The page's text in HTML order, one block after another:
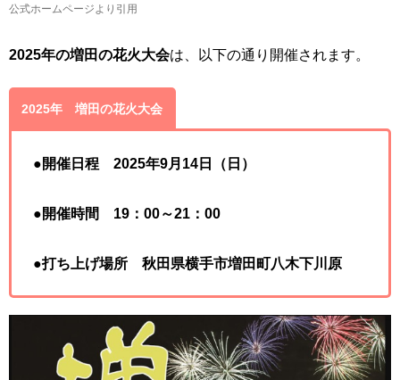
公式ホームページより引用
2025年の増田の花火大会は、以下の通り開催されます。
2025年 増田の花火大会
●開催日程 2025年9月14日（日）
●開催時間 19：00～21：00
●打ち上げ場所 秋田県横手市増田町八木下川原